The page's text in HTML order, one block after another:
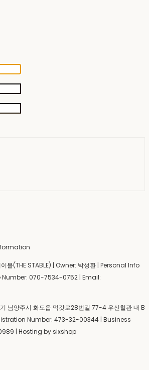
(THE STABLE) | Owner: 박성환 | Personal Info
Number: 070-7534-0752 | Email:
남양주시 화도읍 먹갓로28번길 77-4 우신철관 내 B
Number: 473-32-00344 | Business
| Hosting by sixshop